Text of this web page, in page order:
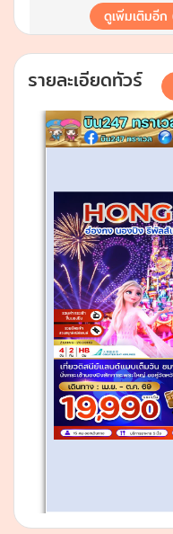
ดูเพิ่มเติมอีก
รายละเอียดทัวร์